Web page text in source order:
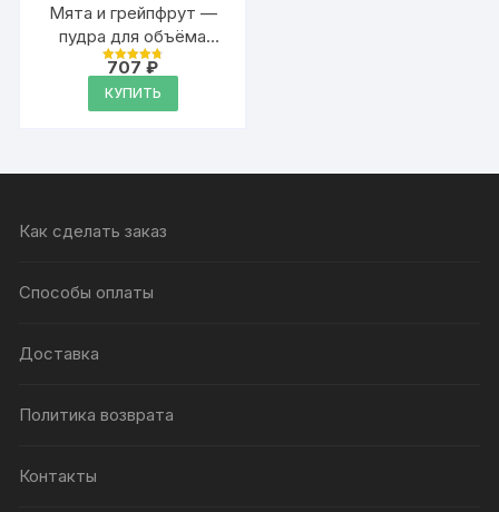
Мята и грейпфрут —
пудра для объёма
волос Аурасо, 20 гр
Оценка
из 5
707₽
КУПИТЬ
Как сделать заказ
Способы оплаты
Доставка
Политика возврата
Контакты